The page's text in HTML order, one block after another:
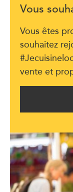
Vous
Vous êtes
souhaitez
vente et